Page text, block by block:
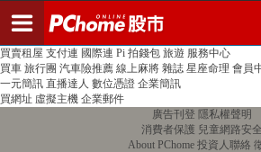
PChome首頁 線上購物 24h購物 書店
買賣租屋 支付連 國際連 Pi 拍錢包 旅遊 服務中心
買車 旅行團 汽車險推薦 線上麻將 雜誌 星座命理 會員
一元簡訊 直播達人 數位憑證 企業簡訊
買網址 虛擬主機 企業郵件
廣告刊登 隱私權聲明
消費者保護 兒童網路安全
About PChome 投資人聯絡